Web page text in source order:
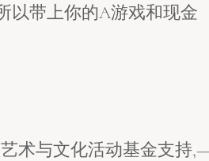
以带上你的A游戏和现金
术与文化活动基金支持